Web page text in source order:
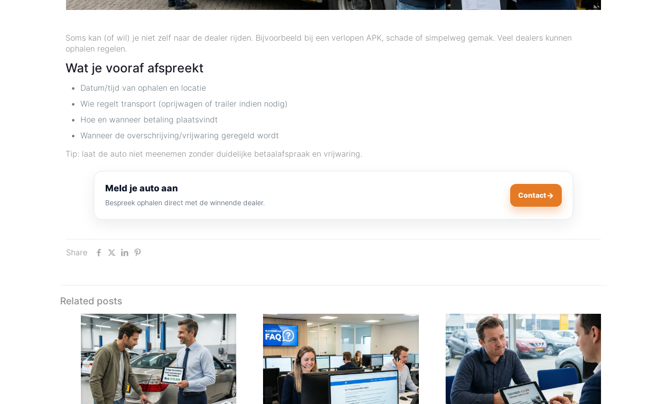
Soms kan (of wil) je niet zelf naar de dealer rijden. Bijvoorbeeld bij een verlopen APK, schade of simpelweg gemak. Veel dealers kunnen
ophalen regelen.
Wat je vooraf afspreekt
Datum/tijd van ophalen en locatie
Wie regelt transport (oprijwagen of trailer indien nodig)
Hoe en wanneer betaling plaatsvindt
Wanneer de overschrijving/vrijwaring geregeld wordt
Tip: laat de auto niet meenemen zonder duidelijke betaalafspraak en vrijwaring.
Meld je auto aan
Bespreek ophalen direct met de winnende dealer.
Contact→
Share
Related posts